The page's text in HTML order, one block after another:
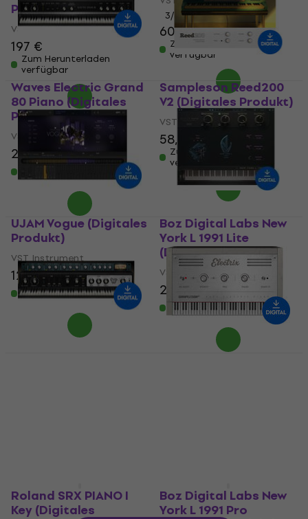
Produkt)
VST Instrument
197 €
Zum Herunterladen
verfügbar
3/5
60,50 €
Zum Herunterladen
verfügbar
Waves Electric Grand
80 Piano (Digitales
Produkt)
VST Instrument
29,70 €
Zum Herunterladen
verfügbar
Sampleson Reed200
V2 (Digitales Produkt)
VST Instrument
58,60 € 60,40 €
Zum Herunterladen
verfügbar
UJAM Vogue (Digitales
Produkt)
VST Instrument
127 €
Zum Herunterladen
verfügbar
Boz Digital Labs New
York L 1991 Lite
(Digitales Produkt)
VST Instrument
20,60 € 20,90 €
Zum Herunterladen
verfügbar
Roland SRX PIANO I
Key (Digitales
Boz Digital Labs New
York L 1991 Pro